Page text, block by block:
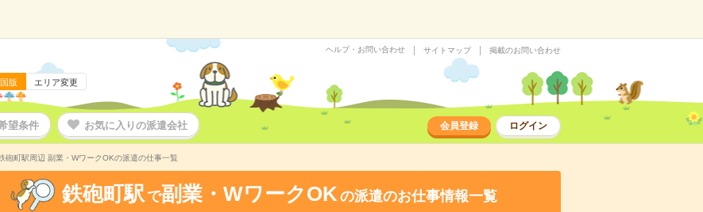
版 エリア変更
ヘルプ・お問い合わせ サイトマップ 掲載のお問い合わせ
望条件 お気に入りの派遣会社 会員登録 ログイン
砲町駅周辺 副業・WワークOKの派遣の仕事一覧
鉄砲町駅 で副業・WワークOKの派遣のお仕事情報一覧